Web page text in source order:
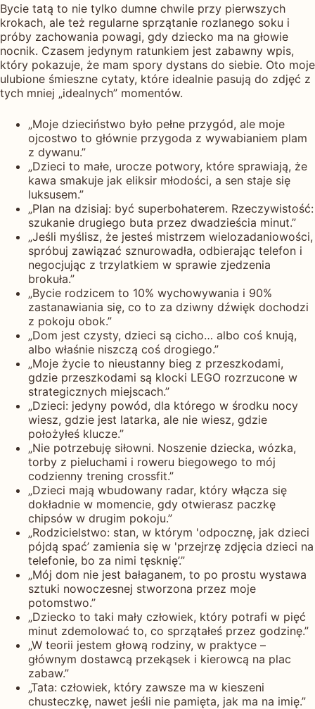
Bycie tatą to nie tylko dumne chwile przy pierwszych
krokach, ale też regularne sprzątanie rozlanego soku i
próby zachowania powagi, gdy dziecko ma na głowie
nocnik. Czasem jedynym ratunkiem jest zabawny wpis,
który pokazuje, że mam spory dystans do siebie. Oto moje
ulubione śmieszne cytaty, które idealnie pasują do zdjęć z
tych mniej „idealnych” momentów.
„Moje dzieciństwo było pełne przygód, ale moje
ojcostwo to głównie przygoda z wywabianiem plam
z dywanu.”
„Dzieci to małe, urocze potwory, które sprawiają, że
kawa smakuje jak eliksir młodości, a sen staje się
luksusem.”
„Plan na dzisiaj: być superbohaterem. Rzeczywistość:
szukanie drugiego buta przez dwadzieścia minut.”
„Jeśli myślisz, że jesteś mistrzem wielozadaniowości,
spróbuj zawiązać sznurowadła, odbierając telefon i
negocjując z trzylatkiem w sprawie zjedzenia
brokuła.”
„Bycie rodzicem to 10% wychowywania i 90%
zastanawiania się, co to za dziwny dźwięk dochodzi
z pokoju obok.”
„Dom jest czysty, dzieci są cicho… albo coś knują,
albo właśnie niszczą coś drogiego.”
„Moje życie to nieustanny bieg z przeszkodami,
gdzie przeszkodami są klocki LEGO rozrzucone w
strategicznych miejscach.”
„Dzieci: jedyny powód, dla którego w środku nocy
wiesz, gdzie jest latarka, ale nie wiesz, gdzie
położyłeś klucze.”
„Nie potrzebuję siłowni. Noszenie dziecka, wózka,
torby z pieluchami i roweru biegowego to mój
codzienny trening crossfit.”
„Dzieci mają wbudowany radar, który włącza się
dokładnie w momencie, gdy otwierasz paczkę
chipsów w drugim pokoju.”
„Rodzicielstwo: stan, w którym 'odpocznę, jak dzieci
pójdą spać’ zamienia się w 'przejrzę zdjęcia dzieci na
telefonie, bo za nimi tęsknię’.”
„Mój dom nie jest bałaganem, to po prostu wystawa
sztuki nowoczesnej stworzona przez moje
potomstwo.”
„Dziecko to taki mały człowiek, który potrafi w pięć
minut zdemolować to, co sprzątałeś przez godzinę.”
„W teorii jestem głową rodziny, w praktyce –
głównym dostawcą przekąsek i kierowcą na plac
zabaw.”
„Tata: człowiek, który zawsze ma w kieszeni
chusteczkę, nawet jeśli nie pamięta, jak ma na imię.”